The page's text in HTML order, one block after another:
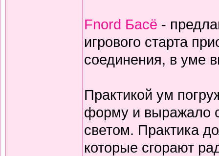
Fnord Басё -
игрового старта
соединения, в уме
Практикой ум
форму и выражало
светом. Практика
которые сгорают